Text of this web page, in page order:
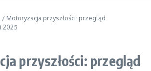
/ Motoryzacja przyszłości: przegląd
2025
przyszłości: przegląd